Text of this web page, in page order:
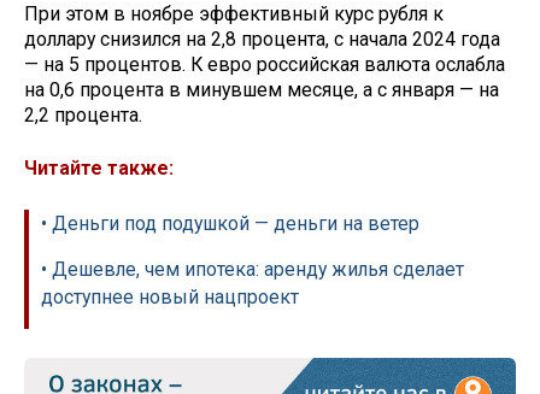
При этом в ноябре эффективный курс рубля к
доллару снизился на 2,8 процента, с начала 2024 года
— на 5 процентов. К евро российская валюта ослабла
на 0,6 процента в минувшем месяце, а с января — на
2,2 процента.
Читайте также:
• Деньги под подушкой — деньги на ветер
• Дешевле, чем ипотека: аренду жилья сделает
доступнее новый нацпроект